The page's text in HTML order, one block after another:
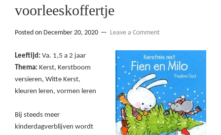
voorleeskoffertje
Posted on December 20, 2020 Leave a Comment
Leeftijd: Va. 1,5 a 2 jaar
Thema: Kerst, Kerstboom
versieren, Witte Kerst,
kleuren leren, vormen leren
Bij steeds meer
kinderdagverblijven wordt